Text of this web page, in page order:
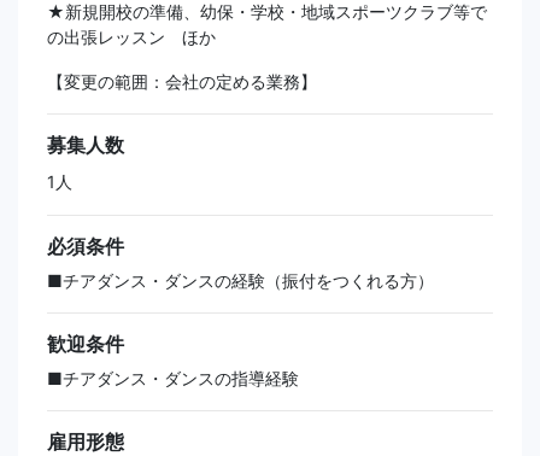
★新規開校の準備、幼保・学校・地域スポーツクラブ等で
の出張レッスン ほか
【変更の範囲：会社の定める業務】
募集人数
1人
必須条件
■チアダンス・ダンスの経験（振付をつくれる方）
歓迎条件
■チアダンス・ダンスの指導経験
雇用形態